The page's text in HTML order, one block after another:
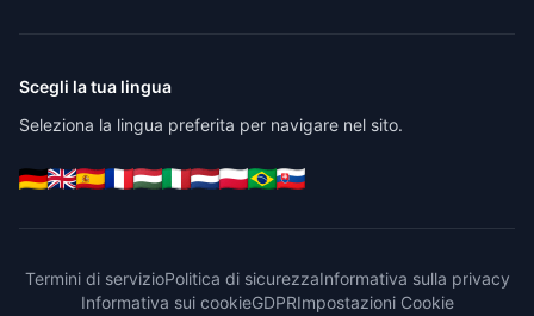
Scegli la tua lingua
Seleziona la lingua preferita per navigare nel sito.
Termini di servizioPolitica di sicurezzaInformativa sulla privacy
Informativa sui cookieGDPRImpostazioni Cookie